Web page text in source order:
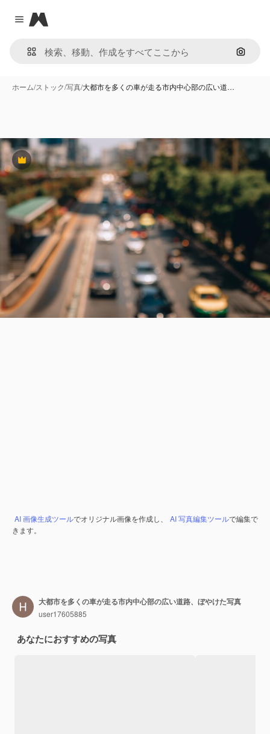
Close menu
Magnific
画像で
ホーム/ストック/写真/大都市を多くの車が走る市内中心部の広い道…
Premium
AI 画像生成ツールでオリジナル画像を作成し、 AI 写真編集ツールで編集で
きます。
大都市を多くの車が走る市内中心部の広い道路、ぼやけた写真
user17605885
あなたにおすすめの写真